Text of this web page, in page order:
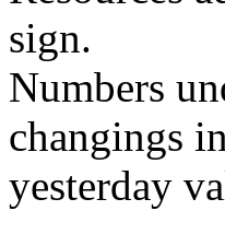
sign.
Numbers
changings
yesterday